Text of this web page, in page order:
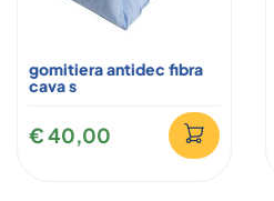
gomitiera antidec fibra
cava s
€ 40,00